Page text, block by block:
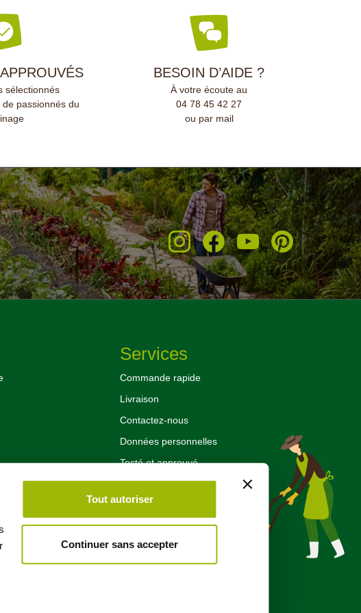
Tout autoriser
Continuer sans accepter
sélectionnés
passionnés du
BESOIN D’AIDE ?
À votre écoute au
04 78 45 42 27
ou par mail
Services
Commande rapide
Livraison
Contactez-nous
Données personnelles
Testé et approuvé
Retours et échanges
Mentions légales
Conditions générales de vente
Paiement sécurisé